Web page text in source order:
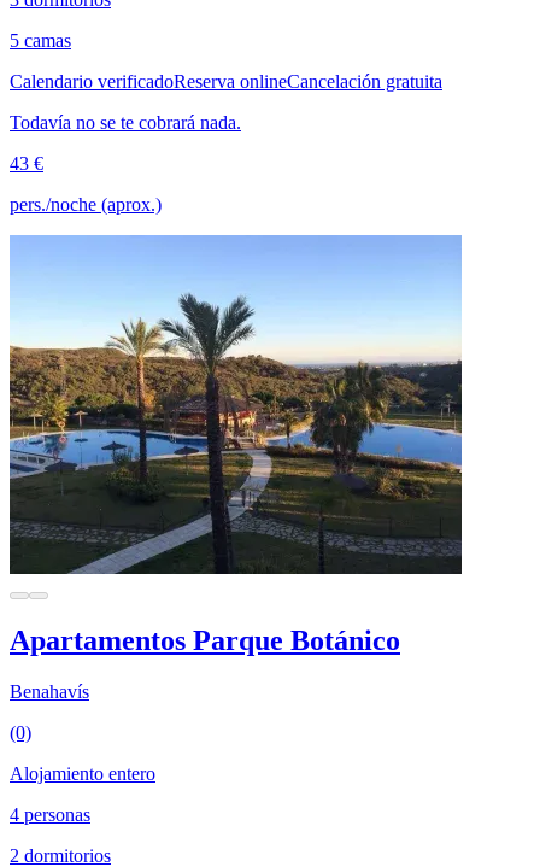
5 camas
Calendario verificadoReserva onlineCancelación gratuita
Todavía no se te cobrará nada.
43 €
pers./noche (aprox.)
Apartamentos Parque Botánico
Benahavís
(0)
Alojamiento entero
4 personas
2 dormitorios